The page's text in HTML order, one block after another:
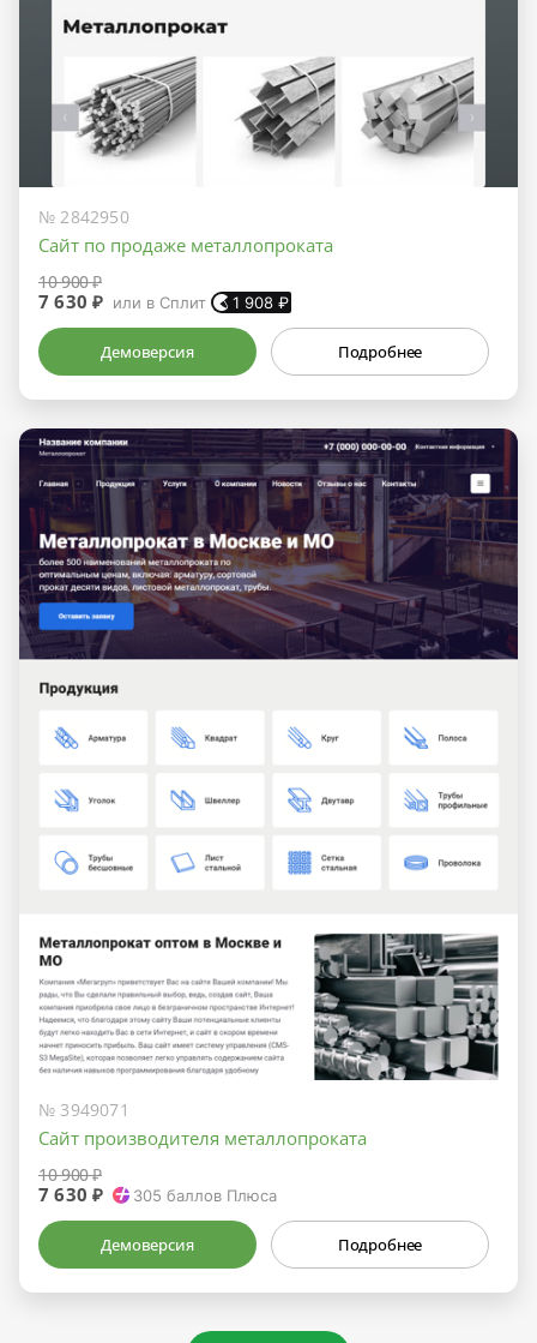
№ 2842950
Сайт по продаже металлопроката
10 900 ₽
7 630 ₽ или в Сплит 1 908 ₽
Демоверсия Подробнее
№ 3949071
Сайт производителя металлопроката
10 900 ₽
7 630 ₽ 305 баллов Плюса
Демоверсия Подробнее